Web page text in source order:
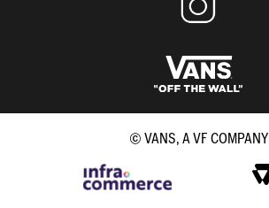
© VANS, A VF COMPANY